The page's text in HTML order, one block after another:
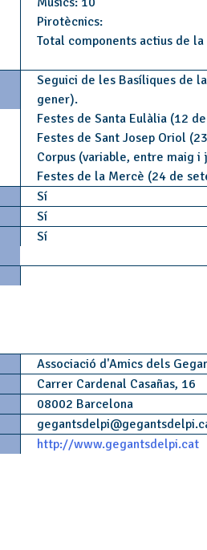
Pirotècnics:
Total components actius de
Seguici de les Basíliques de
gener).
Festes de Santa Eulàlia (12
Festes de Sant Josep Oriol
Corpus (variable, entre maig i
Festes de la Mercè (24 de
Sí
Sí
Sí
Associació d'Amics dels
Carrer Cardenal Casañas, 16
08002 Barcelona
gegantsdelpi@
http://www.gegantsdelpi.cat